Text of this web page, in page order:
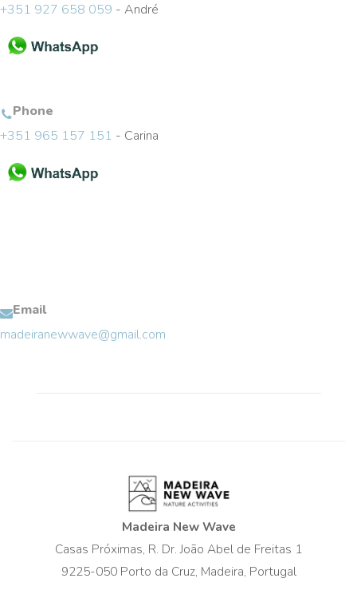
+351 927 658 059 - André
Phone
+351 965 157 151 - Carina
Email
madeiranewwave@gmail.com
Madeira New Wave
Casas Próximas, R. Dr. João Abel de Freitas 1
9225-050 Porto da Cruz, Madeira, Portugal